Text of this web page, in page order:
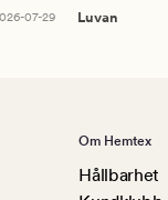
07-29
Luvan
Om Hemtex
Hållbarhet